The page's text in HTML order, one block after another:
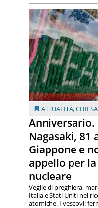
ATTUALITÀ,CHIESA
Anniversario.
Nagasaki, 81
Giappone e
appello per
nucleare
Veglie di preghiera,
Italia e Stati Uniti nel
atomiche. I vescovi: